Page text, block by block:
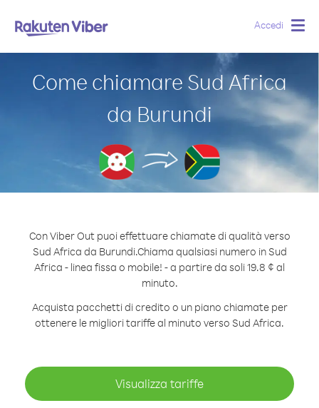
Accedi
Come chiamare Sud Africa
da Burundi
Con Viber Out puoi effettuare chiamate di qualità verso
Sud Africa da Burundi.Chiama qualsiasi numero in Sud
Africa - linea fissa o mobile! - a partire da soli 19.8 ¢ al
minuto.
Acquista pacchetti di credito o un piano chiamate per
ottenere le migliori tariffe al minuto verso Sud Africa.
Visualizza tariffe